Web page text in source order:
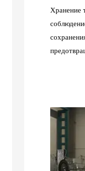
Хранение